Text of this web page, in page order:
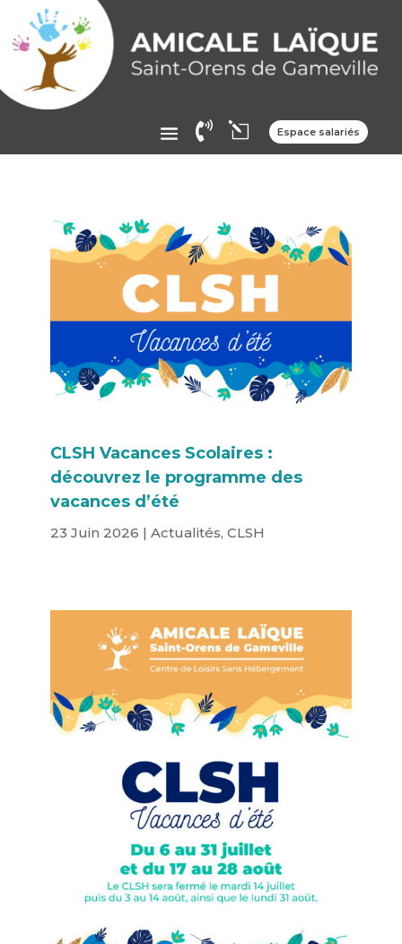
 l Espace salariés
CLSH Vacances Scolaires :
découvrez le programme des
vacances d’été
23 Juin 2026 | Actualités, CLSH